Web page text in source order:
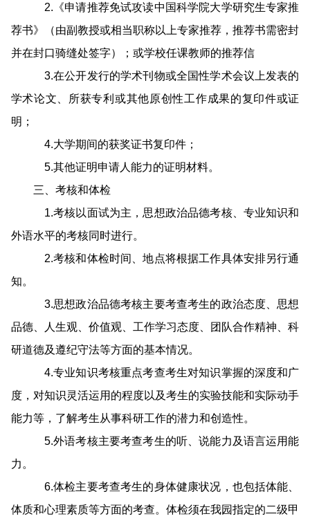
2.《申请推荐免试攻读中国科学院大学研究生专家推
荐书》（由副教授或相当职称以上专家推荐，推荐书需密封
并在封口骑缝处签字）；或学校任课教师的推荐信
3.在公开发行的学术刊物或全国性学术会议上发表的
学术论文、所获专利或其他原创性工作成果的复印件或证
明；
4.大学期间的获奖证书复印件；
5.其他证明申请人能力的证明材料。
三、考核和体检
1.考核以面试为主，思想政治品德考核、专业知识和
外语水平的考核同时进行。
2.考核和体检时间、地点将根据工作具体安排另行通
知。
3.思想政治品德考核主要考查考生的政治态度、思想
品德、人生观、价值观、工作学习态度、团队合作精神、科
研道德及遵纪守法等方面的基本情况。
4.专业知识考核重点考查考生对知识掌握的深度和广
度，对知识灵活运用的程度以及考生的实验技能和实际动手
能力等，了解考生从事科研工作的潜力和创造性。
5.外语考核主要考查考生的听、说能力及语言运用能
力。
6.体检主要考查考生的身体健康状况，也包括体能、
体质和心理素质等方面的考查。体检须在我园指定的二级甲